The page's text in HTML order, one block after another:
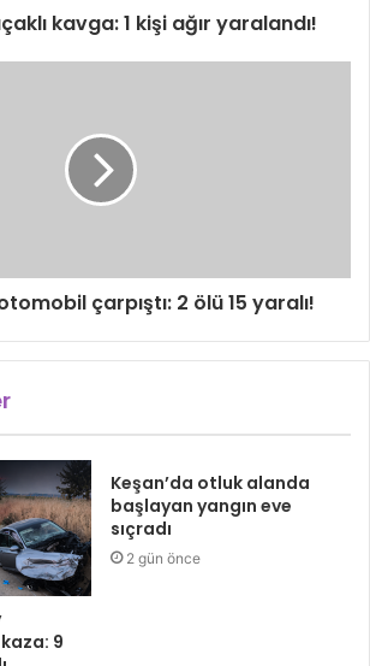
kavga: 1 kişi ağır yaralandı!
çarpıştı: 2 ölü 15 yaralı!
9
Keşan’da otluk alanda
başlayan yangın eve
sıçradı
2 gün önce